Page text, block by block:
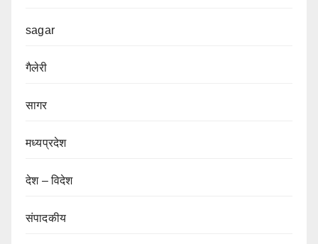
sagar
गैलेरी
सागर
मध्यप्रदेश
देश – विदेश
संपादकीय